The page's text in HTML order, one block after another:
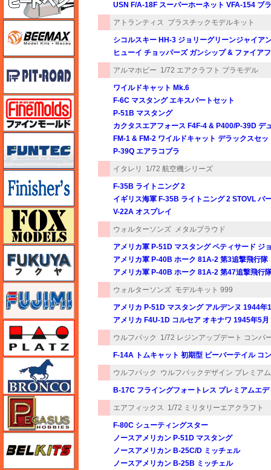
USN F/A-18F スーパーホーネット VFA-154 ブ
アトランティス プラスチックモデルキット
シコルスキー HH-3 ジョリーグリーンジャイア
ヒューイ チョッパーズ ガンシップ & ファイア
アルマホビー 1/72 エアクラフト プラモデル
ワイルドキャット Mk.6
F-6C マスタング エキスパートセット
P-51B マスタング
カクタスエアフォース F4F-4 & P400/P-39D デ
FM-1 & FM-2 ワイルドキャット デラックスセッ
P-39Q エアラコブラ
イタレリ 1/72 航空機シリーズ
F-35B ライトニング 2
イギリス海軍 F-35B ライトニング 2 STOVL バ
V-22A オスプレイ
ウォルターソンズ メタルプラウド
アメリカ軍 P-51D マスタング ペティサード ジ
アメリカ軍 P-40B ホーク 81A-2 第3追撃飛行
アメリカ軍 P-40B ホーク 81A-2 第47追撃飛行
ウォルターソンズ モデルキット 999
アメリカ P-51D マスタング アルデンヌ 1944年
アメリカ F4U-1D コルセア オキナワ 1945年5月
ウルフパック 1/72 レジンアップデート コンバ
F-14A トムキャット 初期型 ビーバーテイル コ
ウルフパック ウルフパックデザイン プレミア
B-17C フライングフォートレス プレミアムエデ
エアフィックス 1/72 ミリタリーエアクラフト
F-80C シューティングスター
ノースアメリカン P-51D マスタング
ノースアメリカン B-25C/D ミッチェル
ノースアメリカン B-25B ミッチェル
ピットロード
ファインモールド
funtec（ファンテック）
フィニッシャーズ
フォックスモデル（FOX MODELS）
ペガサスホビー